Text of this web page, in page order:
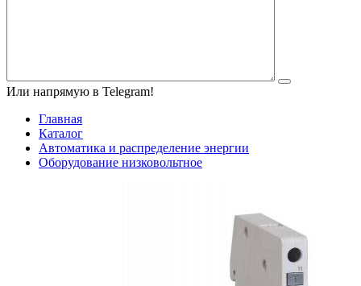
Или напрямую в Telegram!
Главная
Каталог
Автоматика и распределение энергии
Оборудование низковольтное